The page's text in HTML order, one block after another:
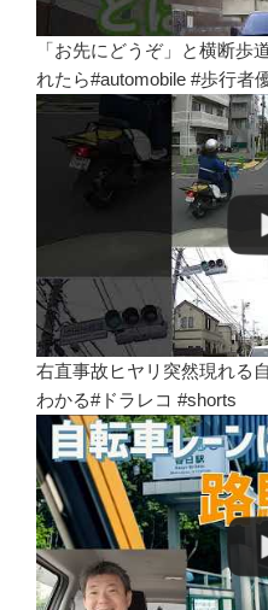
「お先にどうぞ」と横断歩
れたら#automobile #歩行者
右直事故ヒヤリ突然現れる
わかる#ドラレコ #shorts